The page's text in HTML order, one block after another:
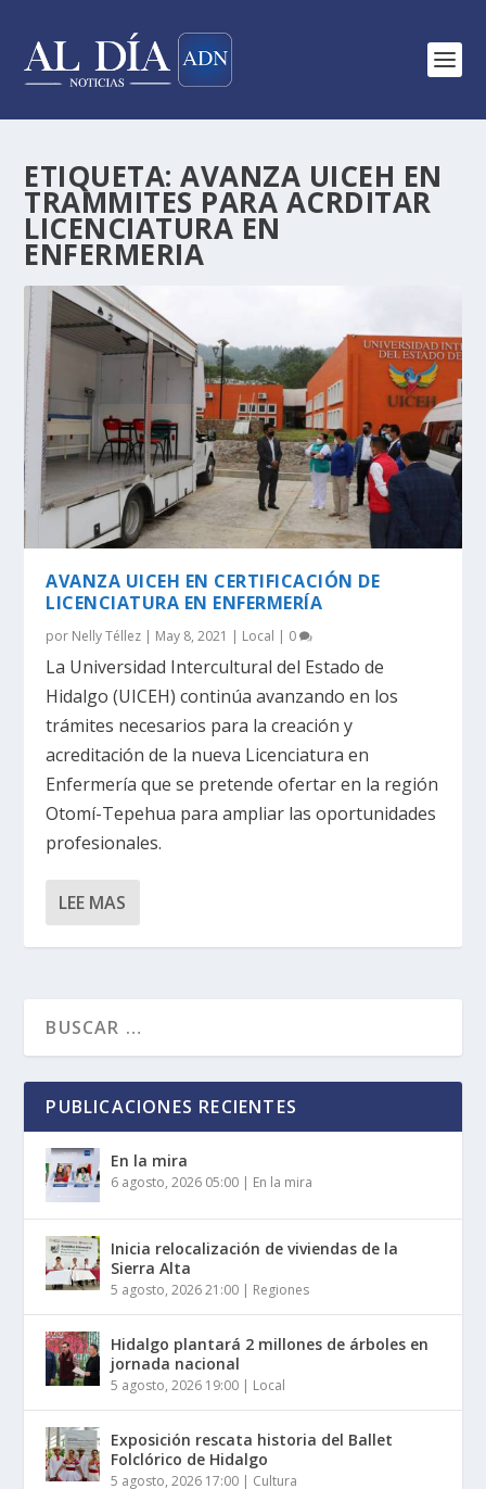
ETIQUETA:AVANZA UICEH EN
TRAMMITES PARA ACRDITAR
LICENCIATURA EN
ENFERMERIA
AVANZA UICEH EN CERTIFICACIÓN DE
LICENCIATURA EN ENFERMERÍA
por Nelly Téllez | May 8, 2021 | Local | 0
La Universidad Intercultural del Estado de
Hidalgo (UICEH) continúa avanzando en los
trámites necesarios para la creación y
acreditación de la nueva Licenciatura en
Enfermería que se pretende ofertar en la región
Otomí-Tepehua para ampliar las oportunidades
profesionales.
LEE MAS
PUBLICACIONES RECIENTES
En la mira
6 agosto, 2026 05:00 | En la mira
Inicia relocalización de viviendas de la
Sierra Alta
5 agosto, 2026 21:00 | Regiones
Hidalgo plantará 2 millones de árboles en
jornada nacional
5 agosto, 2026 19:00 | Local
Exposición rescata historia del Ballet
Folclórico de Hidalgo
5 agosto, 2026 17:00 | Cultura